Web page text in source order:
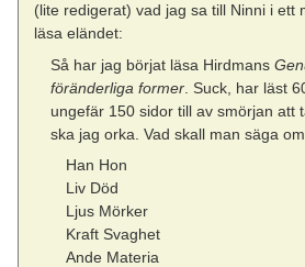
(lite redigerat) vad jag sa till Ninni i ett
läsa eländet:
Så har jag börjat läsa Hirdmans
föränderliga former. Suck, har läst
ungefär 150 sidor till av smörjan att
ska jag orka. Vad skall man säga
Han Hon
Liv Död
Ljus Mörker
Kraft Svaghet
Ande Materia